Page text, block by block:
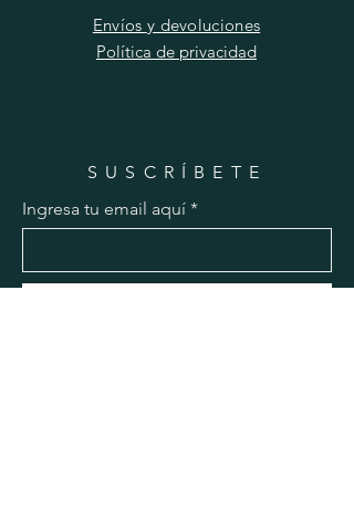
Envíos y devoluciones
Política de privacidad
SUSCRÍBETE
Ingresa tu email aquí